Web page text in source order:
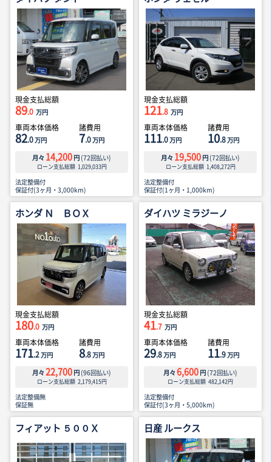
現金支払総額
89.0 万円
車両本体価格
82.0万円
諸費用
7.0万円
月々 14,200 円 (72回払い)
ローン支払総額 1,029,033円
法定整備付
保証付(3ヶ月・3,000km)
現金支払総額
121.8 万円
車両本体価格
111.0万円
諸費用
10.8万円
月々 19,500 円 (72回払い)
ローン支払総額 1,408,272円
法定整備付
保証付(1ヶ月・1,000km)
ホンダ Ｎ ＢＯＸ
現金支払総額
180.0 万円
車両本体価格
171.2万円
諸費用
8.8万円
月々 22,700 円 (96回払い)
ローン支払総額 2,179,415円
法定整備無
保証無
ダイハツ ミラジーノ
現金支払総額
41.7 万円
車両本体価格
29.8万円
諸費用
11.9万円
月々 6,600 円 (72回払い)
ローン支払総額 482,142円
法定整備付
保証付(3ヶ月・5,000km)
フィアット ５００Ｘ 日産 ルークス